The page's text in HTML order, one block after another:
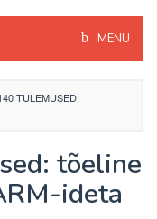
MENU
TULEMUSED:
tõeline
ideta